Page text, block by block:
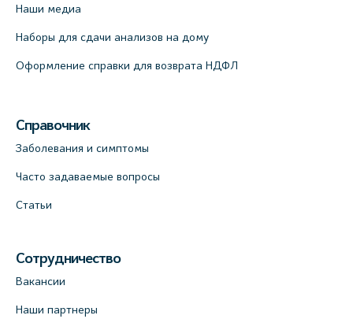
Наши медиа
Наборы для сдачи анализов на дому
Оформление справки для возврата НДФЛ
Справочник
Заболевания и симптомы
Часто задаваемые вопросы
Статьи
Сотрудничество
Вакансии
Наши партнеры